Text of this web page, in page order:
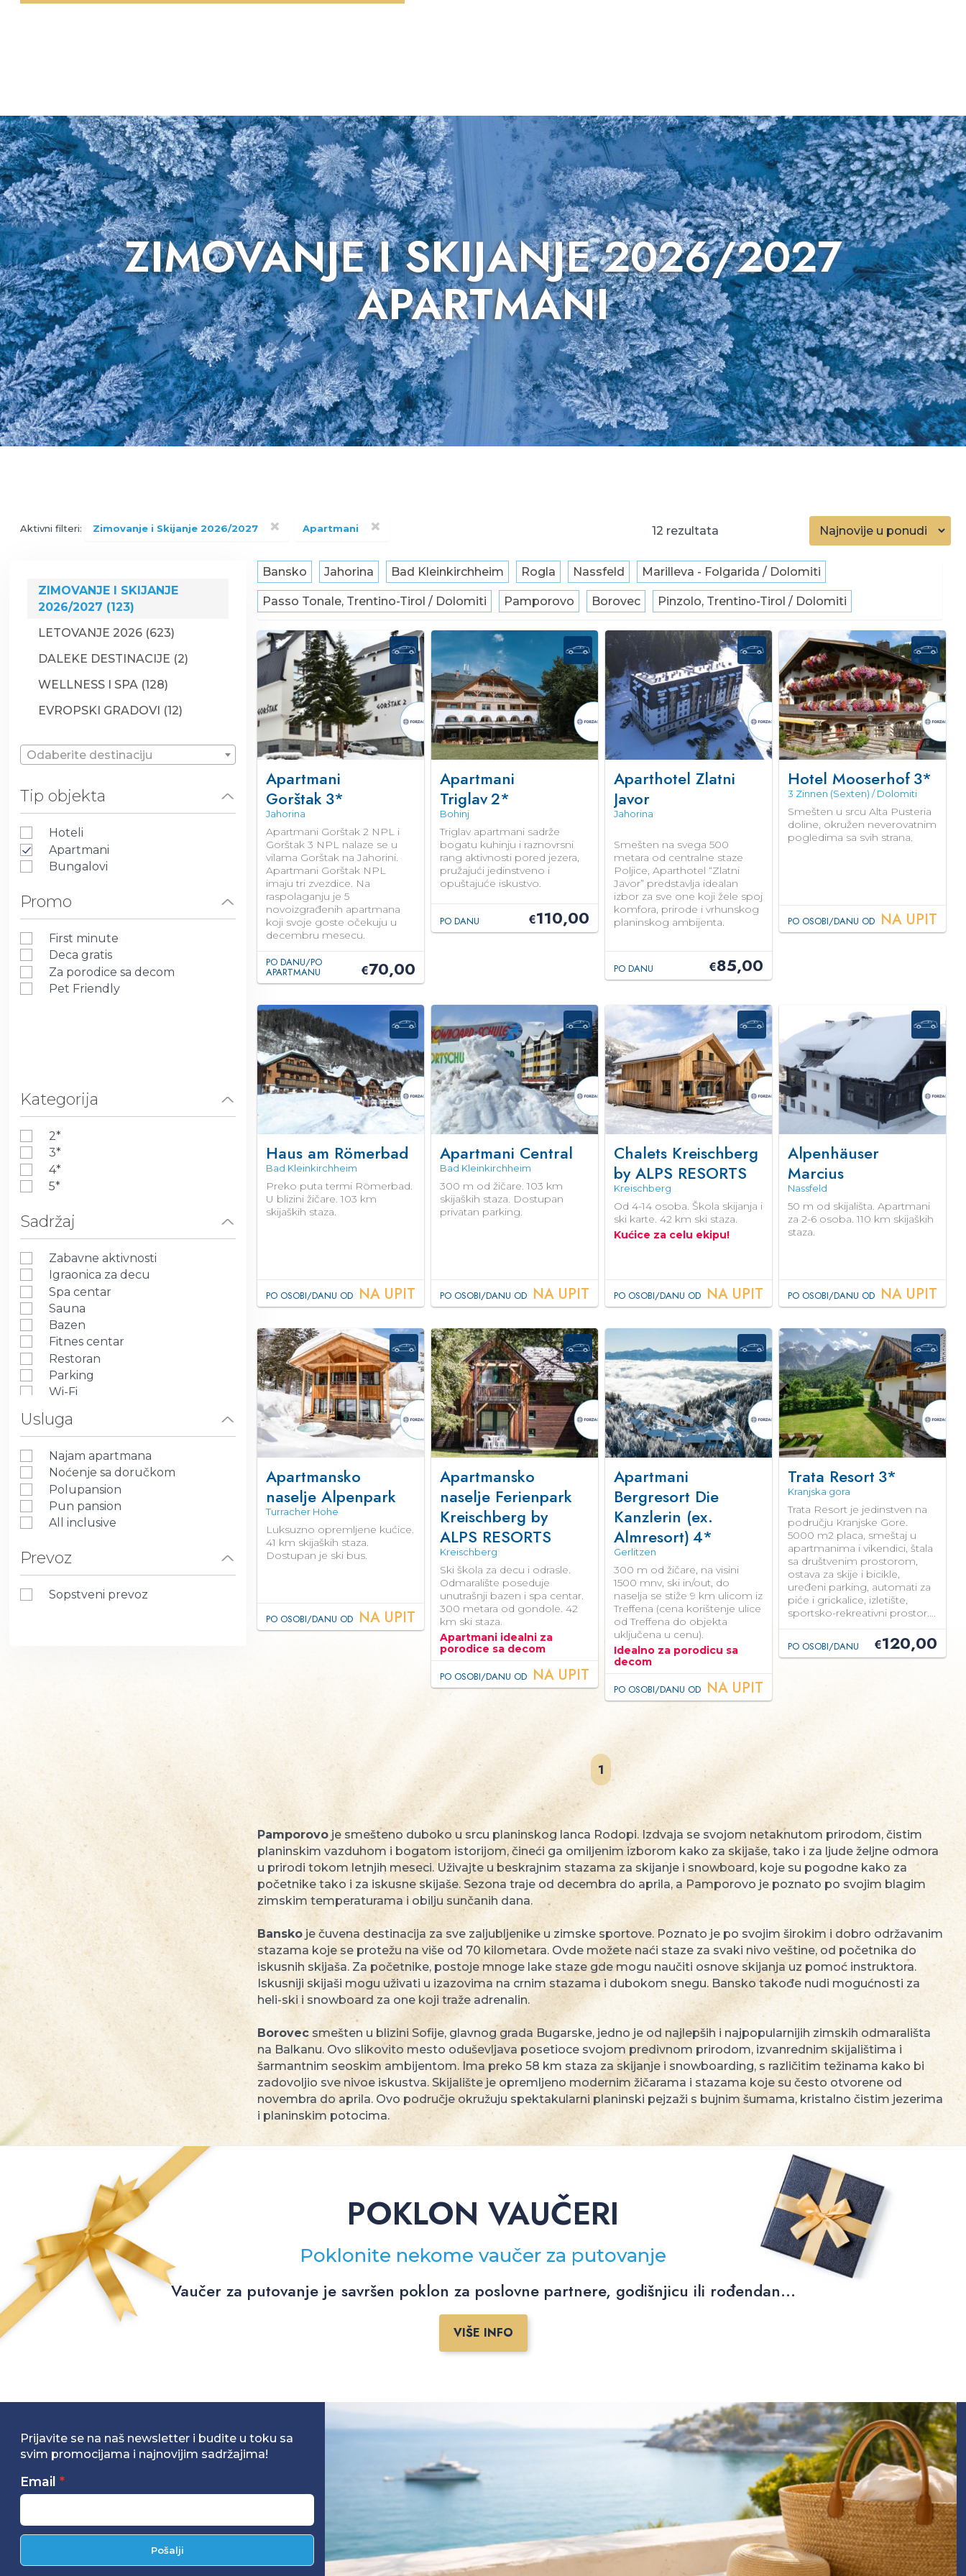
ZIMOVANJE I SKIJANJE 2026/2027
APARTMANI
Aktivni filteri: ×
Zimovanje i Skijanje 2026/2027 ×
Apartmani 12
ZIMOVANJE I SKIJANJE
2026/2027 (123)
LETOVANJE 2026 (623)
DALEKE DESTINACIJE (2)
WELLNESS I SPA (128)
EVROPSKI GRADOVI (12)
Odaberite destinaciju
Tip objekta
Hoteli
Apartmani
Bungalovi
Promo
First minute
Deca gratis
Za porodice sa decom
Pet Friendly
Kategorija
2*
3*
4*
5*
Sadržaj
Zabavne aktivnosti
Igraonica za decu
Spa centar
Sauna
Bazen
Fitnes centar
Restoran
Parking
Wi-Fi
Terasa
Klima uređaj
Kuhinja
Bar
Đakuzi
Pogled na planinu
Sportski tereni
Sala za sastanke
Prevoz od/do aerodroma
Usluga
Najam apartmana
Noćenje sa doručkom
Polupansion
Pun pansion
All inclusive
Prevoz
Sopstveni prevoz
Bansko Jahorina Bad Kleinkirchheim Rogla Nassfeld Marilleva - Folgarida / Dolomiti
Passo Tonale, Trentino-Tirol / Dolomiti Pamporovo Borovec Pinzolo, Trentino-Tirol / Dolomiti
Apartmani
Gorštak3*
Jahorina
Apartmani Gorštak 2 NPL i
Gorštak 3 NPL nalaze se u
vilama Gorštak na Jahorini.
Apartmani Gorštak NPL
imaju tri zvezdice. Na
raspolaganju je 5
novoizgrađenih apartmana
koji svoje goste očekuju u
decembru mesecu.
PO DANU/PO
APARTMANU €70,00
Apartmani
Triglav2*
Bohinj
Triglav apartmani sadrže
bogatu kuhinju i raznovrsni
rang aktivnosti pored jezera,
pružajući jedinstveno i
opuštajuće iskustvo.
PO DANU €110,00
Aparthotel Zlatni
Javor
Jahorina
Smešten na svega 500
metara od centralne staze
Poljice, Aparthotel “Zlatni
Javor” predstavlja idealan
izbor za sve one koji žele spoj
komfora, prirode i vrhunskog
planinskog ambijenta.
PO DANU €85,00
Hotel Mooserhof 3*
3 Zinnen (Sexten) / Dolomiti
Smešten u srcu Alta Pusteria
doline, okružen neverovatnim
pogledima sa svih strana.
PO OSOBI/DANU OD NA UPIT
Haus am Römerbad
Bad Kleinkirchheim
Preko puta termi Römerbad.
U blizini žičare. 103 km
skijaških staza.
PO OSOBI/DANU OD NA UPIT
Apartmani Central
Bad Kleinkirchheim
300 m od žičare. 103 km
skijaških staza. Dostupan
privatan parking.
PO OSOBI/DANU OD NA UPIT
Chalets Kreischberg
by ALPS RESORTS
Kreischberg
Od 4-14 osoba. Škola skijanja i
ski karte. 42 km ski staza.
Kućice za celu ekipu!
PO OSOBI/DANU OD NA UPIT
Alpenhäuser
Marcius
Nassfeld
50 m od skijališta. Apartmani
za 2-6 osoba. 110 km skijaških
staza.
PO OSOBI/DANU OD NA UPIT
Apartmansko
naselje Alpenpark
Turracher Hohe
Luksuzno opremljene kućice.
41 km skijaških staza.
Dostupan je ski bus.
PO OSOBI/DANU OD NA UPIT
Apartmansko
naselje Ferienpark
Kreischberg by
ALPS RESORTS
Kreischberg
Ski škola za decu i odrasle.
Odmaralište poseduje
unutrašnji bazen i spa centar.
300 metara od gondole. 42
km ski staza.
Apartmani idealni za
porodice sa decom
PO OSOBI/DANU OD NA UPIT
Apartmani
Bergresort Die
Kanzlerin (ex.
Almresort)4*
Gerlitzen
300 m od žičare, na visini
1500 mnv, ski in/out, do
naselja se stiže 9 km ulicom iz
Treffena (cena korištenje ulice
od Treffena do objekta
uključena u cenu).
Idealno za porodicu sa
decom
PO OSOBI/DANU OD NA UPIT
Trata Resort 3*
Kranjska gora
Trata Resort je jedinstven na
području Kranjske Gore.
5000 m2 placa, smeštaj u
apartmanima i vikendici, štala
sa društvenim prostorom,
ostava za skije i bicikle,
uređeni parking, automati za
piće i grickalice, izletište,
sportsko-rekreativni prostor….
PO OSOBI/DANU €120,00
1
Pamporovoje smešteno duboko u srcu planinskog lanca Rodopi. Izdvaja se svojom netaknutom prirodom, čistim
planinskim vazduhom i bogatom istorijom, čineći ga omiljenim izborom kako za skijaše, tako i za ljude željne odmora
u prirodi tokom letnjih meseci. Uživajte u beskrajnim stazama za skijanje i snowboard, koje su pogodne kako za
početnike tako i za iskusne skijaše. Sezona traje od decembra do aprila, a Pamporovo je poznato po svojim blagim
zimskim temperaturama i obilju sunčanih dana.
Banskoje čuvena destinacija za sve zaljubljenike u zimske sportove. Poznato je po svojim širokim i dobro održavanim
stazama koje se protežu na više od 70 kilometara. Ovde možete naći staze za svaki nivo veštine, od početnika do
iskusnih skijaša. Za početnike, postoje mnoge lake staze gde mogu naučiti osnove skijanja uz pomoć instruktora.
Iskusniji skijaši mogu uživati u izazovima na crnim stazama i dubokom snegu. Bansko takođe nudi mogućnosti za
heli-ski i snowboard za one koji traže adrenalin.
Borovecsmešten u blizini Sofije, glavnog grada Bugarske, jedno je od najlepših i najpopularnijih zimskih odmarališta
na Balkanu. Ovo slikovito mesto oduševljava posetioce svojom predivnom prirodom, izvanrednim skijalištima i
šarmantnim seoskim ambijentom. Ima preko 58 km staza za skijanje i snowboarding, s različitim težinama kako bi
zadovoljio sve nivoe iskustva. Skijalište je opremljeno modernim žičarama i stazama koje su često otvorene od
novembra do aprila. Ovo područje okružuju spektakularni planinski pejzaži s bujnim šumama, kristalno čistim jezerima
i planinskim potocima.
POKLON VAUČERI
Poklonite nekome vaučer za putovanje
Vaučer za putovanje je savršen poklon za poslovne partnere, godišnjicu ili rođendan...
VIŠE INFO
Prijavite se na naš newsletter i budite u toku sa
svim promocijama i najnovijim sadržajima!
Email
Pošalji